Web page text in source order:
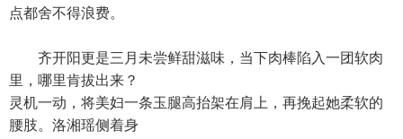
点都舍不得浪费。
齐开阳更是三月未尝鲜甜滋味，当下肉棒陷入一团软肉
里，哪里肯拔出来？
灵机一动，将美妇一条玉腿高抬架在肩上，再挽起她柔软的
腰肢。洛湘瑶侧着身